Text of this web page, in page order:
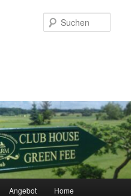
Angebot Home